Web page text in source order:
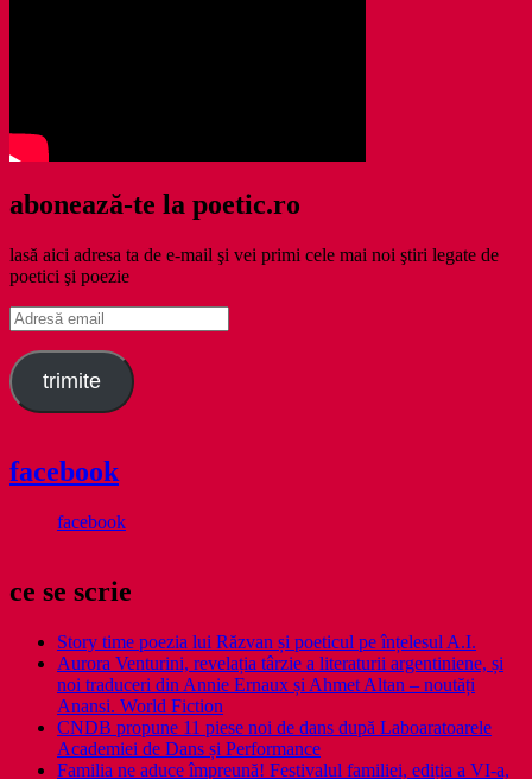
abonează-te la poetic.ro
lasă aici adresa ta de e-mail şi vei primi cele mai noi ştiri legate de
poetici şi poezie
Adresă
email
trimite
facebook
facebook
ce se scrie
Story time poezia lui Răzvan și poeticul pe înțelesul A.I.
Aurora Venturini, revelația târzie a literaturii argentiniene, și
noi traduceri din Annie Ernaux și Ahmet Altan – noutăți
Anansi. World Fiction
CNDB propune 11 piese noi de dans după Laboaratoarele
Academiei de Dans și Performance
Familia ne aduce împreună! Festivalul familiei, ediția a VI-a,